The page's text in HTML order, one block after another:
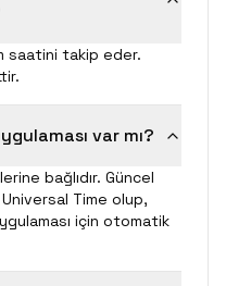
saatini takip eder.
var mı?
bağlıdır. Güncel
Time olup,
için otomatik